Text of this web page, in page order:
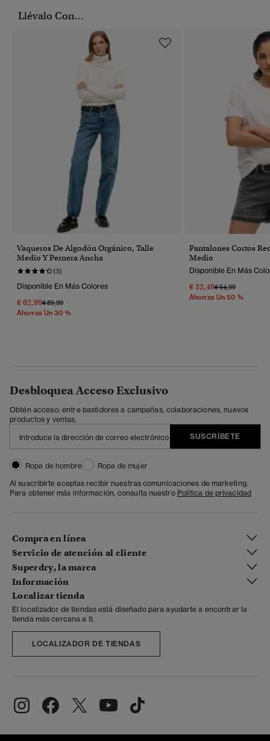
Llévalo Con...
Vaqueros De Algodón Orgánico, Talle
Medio Y Pernera Ancha
(3)
Disponible En Más Colores
€ 62,99Precio Rebajado De
€ 89,99A
Ahorras Un 30 %
Pantalones Cortos
Medio
Disponible En Más
€ 32,49Precio Rebajado
€ 64,99A
Ahorras Un 50 %
Desbloquea Acceso Exclusivo
Obtén acceso: entre bastidores a campañas, colaboraciones, nuevos
productos y ventas.
SUSCRÍBETE
Ropa de hombre
Ropa de mujer
Al suscribirte aceptas recibir nuestras comunicaciones de marketing.
Para obtener más información, consulta nuestro Política de privacidad
Compra en línea
Servicio de atención al cliente
Superdry, la marca
Información
Localizar tienda
El localizador de tiendas está diseñado para ayudarte a encontrar la
tienda más cercana a ti.
LOCALIZADOR DE TIENDAS